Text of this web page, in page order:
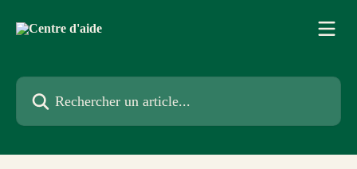
Rechercher un article...